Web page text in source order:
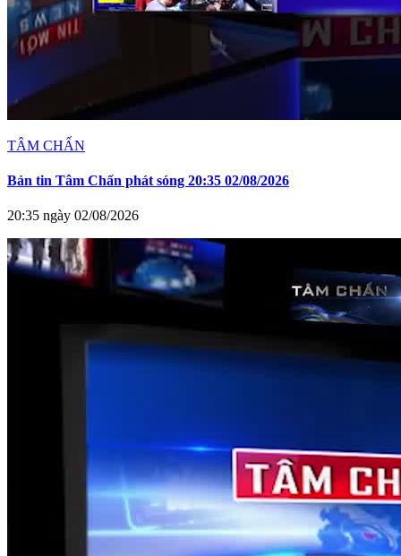
TÂM CHẤN
Bản tin Tâm Chấn phát sóng 20:35 02/08/2026
20:35 ngày 02/08/2026